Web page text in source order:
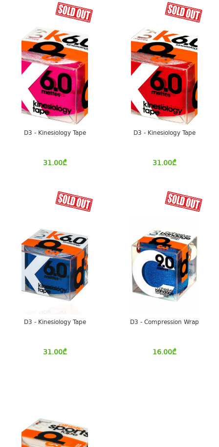
D3 - Kinesiology Tape
31.00₾
D3 - Kinesiology Tape
31.00₾
D3 - Kinesiology Tape
31.00₾
D3 - Compression Wrap
16.00₾